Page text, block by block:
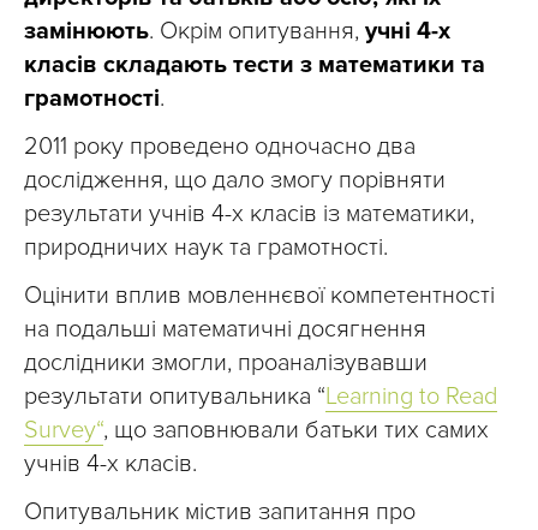
замінюють. Окрім опитування, учні 4-х
класів складають тести з математики та
грамотності.
2011 року проведено одночасно два
дослідження, що дало змогу порівняти
результати учнів 4-х класів із математики,
природничих наук та грамотності.
Оцінити вплив мовленнєвої компетентності
на подальші математичні досягнення
дослідники змогли, проаналізувавши
результати опитувальника “Learning to Read
Survey“, що заповнювали батьки тих самих
учнів 4-х класів.
Опитувальник містив запитання про